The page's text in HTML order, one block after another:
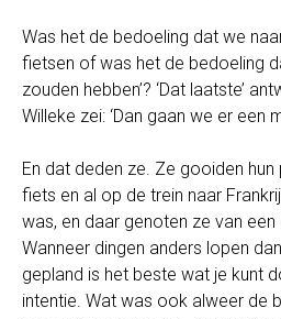
Was het de bedoeling dat we
fietsen of was het de bedoeling
zouden hebben’? ‘Dat laatste’
Willeke zei: ‘Dan gaan we er een
En dat deden ze. Ze gooiden
fiets en al op de trein naar
was, en daar genoten ze van een
Wanneer dingen anders lopen
gepland is het beste wat je kunt
intentie. Wat was ook alweer de